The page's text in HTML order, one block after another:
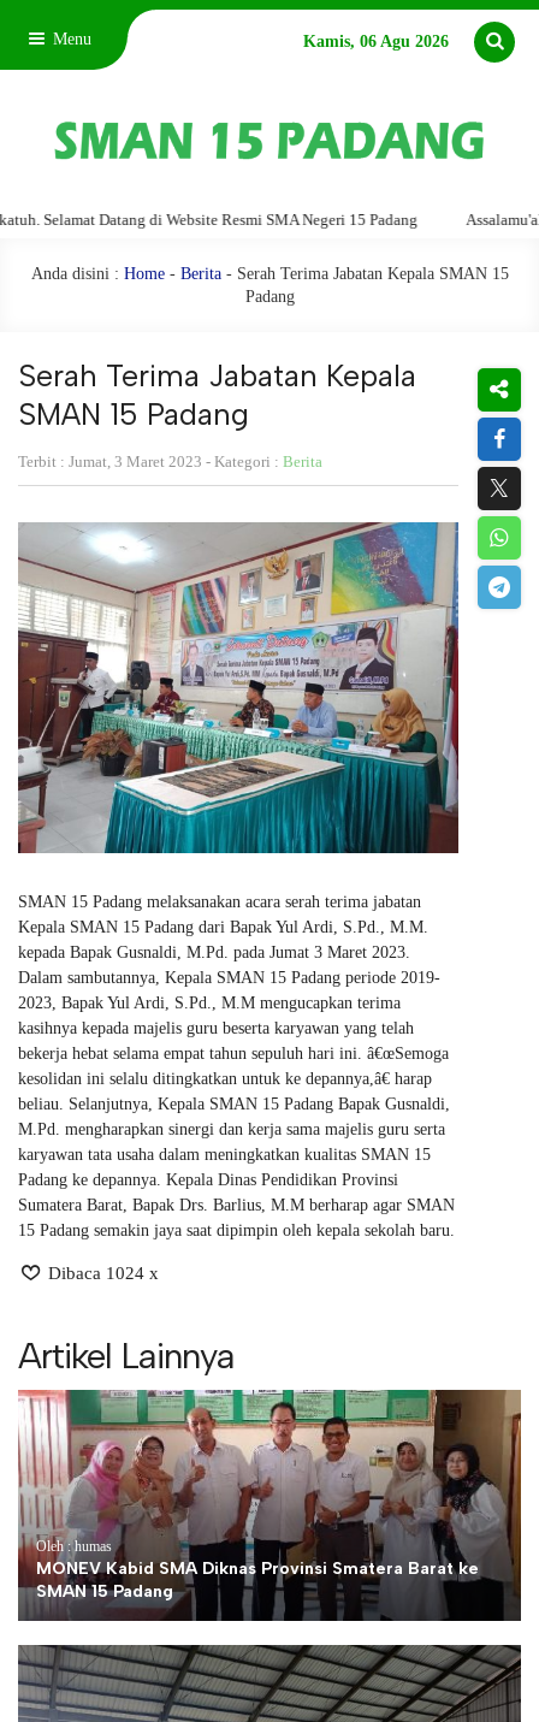
Menu Kamis, 06 Agu 2026
Datang di Website Resmi SMA Negeri 15 Padang Assalamu'alaikum
Anda disini : Home- Berita- Serah Terima Jabatan Kepala SMAN 15
Padang
Serah Terima Jabatan Kepala
SMAN 15 Padang
Terbit : Jumat, 3 Maret 2023 - Kategori : Berita
SMAN 15 Padang melaksanakan acara serah terima jabatan
Kepala SMAN 15 Padang dari Bapak Yul Ardi, S.Pd., M.M.
kepada Bapak Gusnaldi, M.Pd. pada Jumat 3 Maret 2023.
Dalam sambutannya, Kepala SMAN 15 Padang periode 2019-
2023, Bapak Yul Ardi, S.Pd., M.M mengucapkan terima
kasihnya kepada majelis guru beserta karyawan yang telah
bekerja hebat selama empat tahun sepuluh hari ini. â€œSemoga
kesolidan ini selalu ditingkatkan untuk ke depannya,â€ harap
beliau. Selanjutnya, Kepala SMAN 15 Padang Bapak Gusnaldi,
M.Pd. mengharapkan sinergi dan kerja sama majelis guru serta
karyawan tata usaha dalam meningkatkan kualitas SMAN 15
Padang ke depannya. Kepala Dinas Pendidikan Provinsi
Sumatera Barat, Bapak Drs. Barlius, M.M berharap agar SMAN
15 Padang semakin jaya saat dipimpin oleh kepala sekolah baru.
Dibaca 1024 x
Artikel Lainnya
Oleh : humas
MONEV Kabid SMA Diknas Provinsi Smatera Barat ke
SMAN 15 Padang